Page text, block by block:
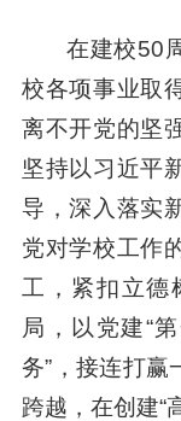
在建校50
校各项事业取
离不开党的坚
坚持以习近平
导，深入落实
党对学校工作
工，紧扣立德
局，以党建“
务”，接连打赢
跨越，在创建“